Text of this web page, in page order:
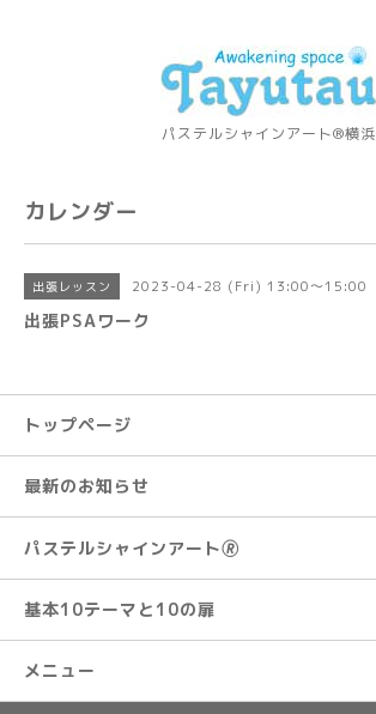
パステルシャインアート®横浜
カレンダー
出張レッスン 2023-04-28 (Fri) 13:00～15:00
出張PSAワーク
トップページ
最新のお知らせ
パステルシャインアート🄬
基本10テーマと10の扉
メニュー